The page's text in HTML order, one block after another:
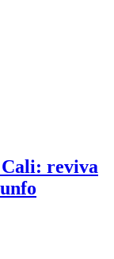
Cali: reviva